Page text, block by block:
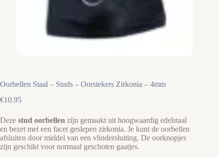
Oorbellen Staal – Studs – Oorstekers Zirkonia – 4mm
€10.95
Deze stud oorbellen zijn gemaakt uit hoogwaardig edelstaal
en bezet met een facet geslepen zirkonia. Je kunt de oorbellen
afsluiten door middel van een vlindersluiting. De oorknopjes
zijn geschikt voor normaal geschoten gaatjes.